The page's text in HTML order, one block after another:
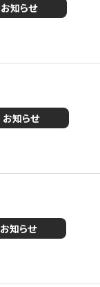
お知らせ
お知らせ
お知らせ